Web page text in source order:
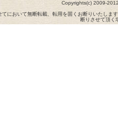
Copyrights(c) 2009-
てにおいて無断転載、転用を固くお断りいたしま
断りさせて頂く